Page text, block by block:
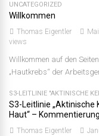
UNCATEGORIZED
Willkommen
Thomas Eigentler
views
Willkommen auf den
„Hautkrebs“ der
S3-LEITLINIE "AKTINISCHE
S3-Leitlinie
Haut“ –
Thomas Eigentler